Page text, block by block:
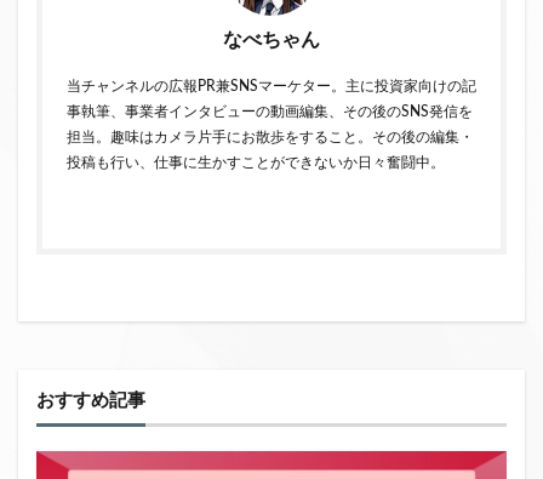
なべちゃん
当チャンネルの広報PR兼SNSマーケター。主に投資家向けの記
事執筆、事業者インタビューの動画編集、その後のSNS発信を
担当。趣味はカメラ片手にお散歩をすること。その後の編集・
投稿も行い、仕事に生かすことができないか日々奮闘中。
おすすめ記事